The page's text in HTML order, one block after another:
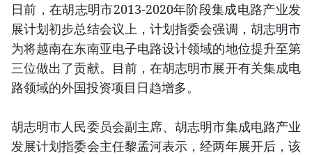
日前，在胡志明市2013-2020年阶段集成电路产业发
展计划初步总结会议上，计划指委会强调，胡志明市
为将越南在东南亚电子电路设计领域的地位提升至第
三位做出了贡献。目前，在胡志明市展开有关集成电
路领域的外国投资项目日趋增多。
胡志明市人民委员会副主席、胡志明市集成电路产业
发展计划指委会主任黎孟河表示，经两年展开后，该